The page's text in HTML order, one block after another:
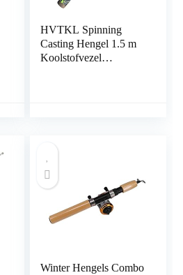
HVTKL Spinning
Casting Hengel 1.5 m
Koolstofvezel
Winter Hengels Combo